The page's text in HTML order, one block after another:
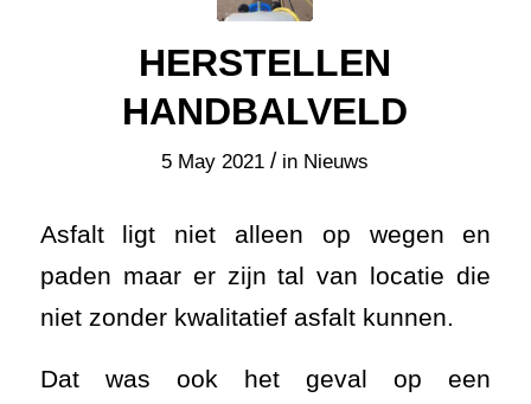
HERSTELLEN
HANDBALVELD
5 May 2021 / in Nieuws
Asfalt ligt niet alleen op wegen en
paden maar er zijn tal van locatie die
niet zonder kwalitatief asfalt kunnen.
Dat was ook het geval op een